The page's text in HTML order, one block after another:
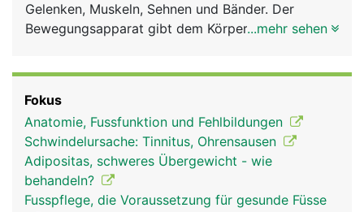
Rubriken
Gelenken, Muskeln, Sehnen und Bänder. Der
Bewegungsapparat gibt dem Körper Halt und
Organe und Blutbildung im Knochemark.
...mehr sehen
Fokus
Anatomie, Fussfunktion und Fehlbildungen
Schwindelursache: Tinnitus, Ohrensausen
Adipositas, schweres Übergewicht - wie
behandeln?
Fusspflege, die Voraussetzung für gesunde Füsse